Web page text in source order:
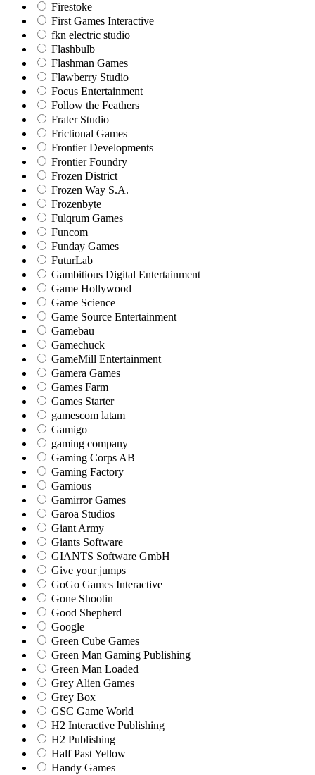
Firestoke
First Games Interactive
fkn electric studio
Flashbulb
Flashman Games
Flawberry Studio
Focus Entertainment
Follow the Feathers
Frater Studio
Frictional Games
Frontier Developments
Frontier Foundry
Frozen District
Frozen Way S.A.
Frozenbyte
Fulqrum Games
Funcom
Funday Games
FuturLab
Gambitious Digital Entertainment
Game Hollywood
Game Science
Game Source Entertainment
Gamebau
Gamechuck
GameMill Entertainment
Gamera Games
Games Farm
Games Starter
gamescom latam
Gamigo
gaming company
Gaming Corps AB
Gaming Factory
Gamious
Gamirror Games
Garoa Studios
Giant Army
Giants Software
GIANTS Software GmbH
Give your jumps
GoGo Games Interactive
Gone Shootin
Good Shepherd
Google
Green Cube Games
Green Man Gaming Publishing
Green Man Loaded
Grey Alien Games
Grey Box
GSC Game World
H2 Interactive Publishing
H2 Publishing
Half Past Yellow
Handy Games